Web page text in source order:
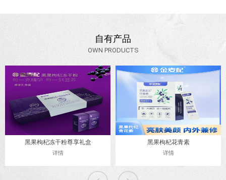
自有产品
OWN PRODUCTS
黑果枸杞花青素 黑果枸杞冻干粉时